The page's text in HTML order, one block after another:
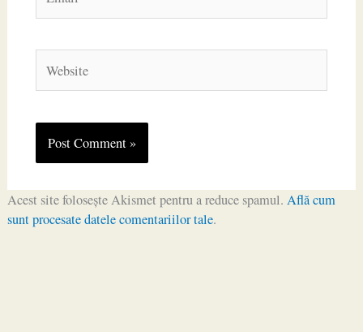
Acest site folosește Akismet pentru a reduce spamul. Află cum
sunt procesate datele comentariilor tale.